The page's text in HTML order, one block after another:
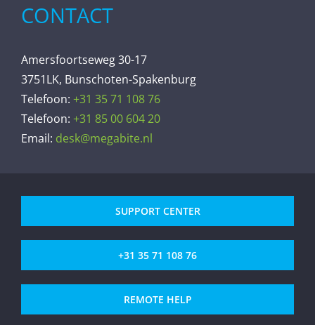
CONTACT
Amersfoortseweg 30-17
3751LK, Bunschoten-Spakenburg
Telefoon: +31 35 71 108 76
Telefoon: +31 85 00 604 20
Email: desk@megabite.nl
SUPPORT CENTER
+31 35 71 108 76
REMOTE HELP